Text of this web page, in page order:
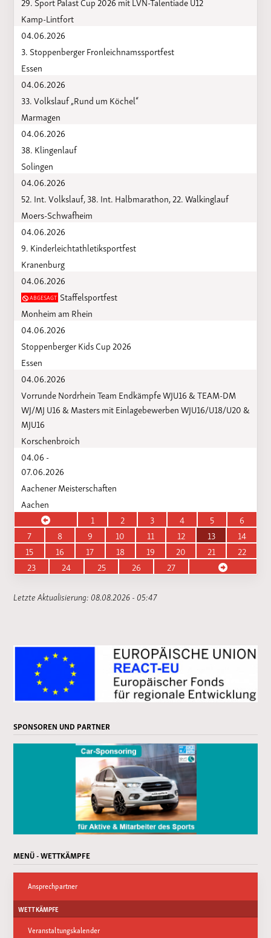
Kamp-Lintfort
04.06.2026
3. Stoppenberger Fronleichnamssportfest
Essen
04.06.2026
33. Volkslauf „Rund um Köchel“
Marmagen
04.06.2026
38. Klingenlauf
Solingen
04.06.2026
52. Int. Volkslauf, 38. Int. Halbmarathon, 22. Walkinglauf
Moers-Schwafheim
04.06.2026
9. Kinderleichtathletiksportfest
Kranenburg
04.06.2026
ABGESAGTStaffelsportfest
Monheim am Rhein
04.06.2026
Stoppenberger Kids Cup 2026
Essen
04.06.2026
Vorrunde Nordrhein Team Endkämpfe WJU16 & TEAM-DM
WJ/MJ U16 & Masters mit Einlagebewerben WJU16/U18/U20 &
MJU16
Korschenbroich
04.06 -
07.06.2026
Aachener Meisterschaften
Aachen
1
2 3 4 5
6
7
8 9 10 11 12 13
14
15
16 17 18 19 20 21
22
23
24 25 26 27
Letzte Aktualisierung: 08.08.2026 - 05:47
SPONSOREN UND PARTNER
MENÜ - WETTKÄMPFE
Ansprechpartner
WETTKÄMPFE
Veranstaltungskalender